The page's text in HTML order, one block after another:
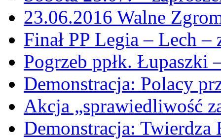
23.06.2016 Walne
Finał PP Legia – Lech –
Pogrzeb ppłk. Łupaszki
Demonstracja: Polacy
Akcja „sprawiedliwość
Demonstracja: Twierdza